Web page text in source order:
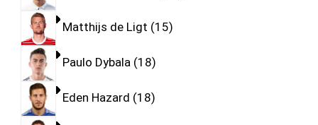
Matthijs de Ligt 15
Paulo Dybala 18
Eden Hazard 18